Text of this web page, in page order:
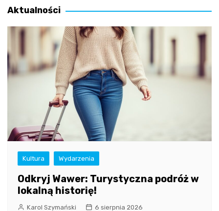
Aktualności
Kultura Wydarzenia
Odkryj Wawer: Turystyczna podróż w
lokalną historię!
Karol Szymański 6 sierpnia 2026